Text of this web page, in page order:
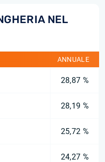
NEL
ANNUALE
28,87 %
28,19 %
25,72 %
24,27 %